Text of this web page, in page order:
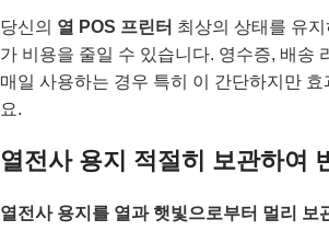
당신의 열 POS 프린터 최상의 상태를 유
가 비용을 줄일 수 있습니다. 영수증, 배송
매일 사용하는 경우 특히 이 간단하지만 효
요.
열전사 용지 적절히 보관하여
열전사 용지를 열과 햇빛으로부터 멀리 보